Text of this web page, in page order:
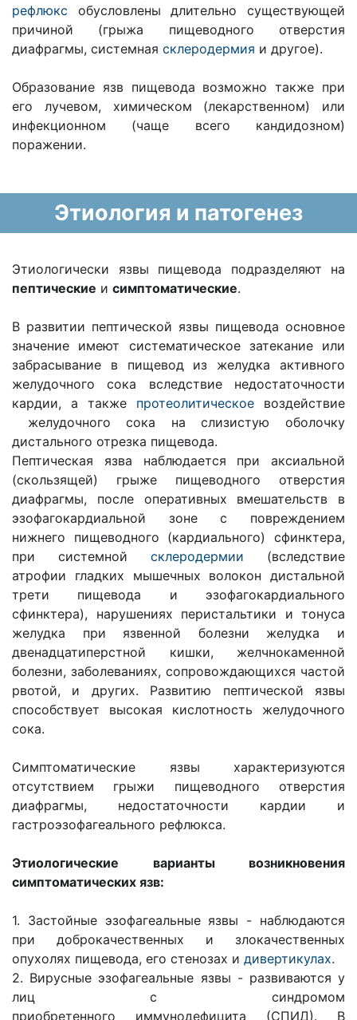
рефлюкс обусловлены длительно существующей
причиной (грыжа пищеводного отверстия
диафрагмы, системная склеродермия и другое).
Образование язв пищевода возможно также при
его лучевом, химическом (лекарственном) или
инфекционном (чаще всего кандидозном)
поражении.
Этиология и патогенез
Этиологически язвы пищевода подразделяют на
пептические и симптоматические.
В развитии пептической язвы пищевода основное
значение имеют систематическое затекание или
забрасывание в пищевод из желудка активного
желудочного сока вследствие недостаточности
кардии, а также протеолитическое воздействие
желудочного сока на слизистую оболочку
дистального отрезка пищевода.
Пептическая язва наблюдается при аксиальной
(скользящей) грыже пищеводного отверстия
диафрагмы, после оперативных вмешательств в
эзофагокардиальной зоне с повреждением
нижнего пищеводного (кардиального) сфинктера,
при системной склеродермии (вследствие
атрофии гладких мышечных волокон дистальной
трети пищевода и эзофагокардиального
сфинктера), нарушениях перистальтики и тонуса
желудка при язвенной болезни желудка и
двенадцатиперстной кишки, желчнокаменной
болезни, заболеваниях, сопровождающихся частой
рвотой, и других. Развитию пептической язвы
способствует высокая кислотность желудочного
сока.
Симптоматические язвы характеризуются
отсутствием грыжи пищеводного отверстия
диафрагмы, недостаточности кардии и
гастроэзофагеального рефлюкса.
Этиологические варианты возникновения
симптоматических язв:
1. Застойные эзофагеальные язвы - наблюдаются
при доброкачественных и злокачественных
опухолях пищевода, его стенозах и дивертикулах.
2. Вирусные эзофагеальные язвы - развиваются у
лиц с синдромом
приобретенного иммунодефицита (СПИД). В